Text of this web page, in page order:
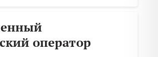
оператор